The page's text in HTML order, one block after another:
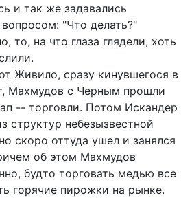
и так же задавались
"Что делать?"
то, на что глаза глядели, хоть
Живило, сразу кинувшегося в
Махмудов с Черным прошли
-- торговли. Потом Искандер
структур небезызвестной
скоро оттуда ушел и занялся
об этом Махмудов
будто торговать медью все
горячие пирожки на рынке.